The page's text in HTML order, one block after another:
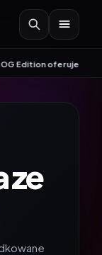
oferuje taktowanie
ze